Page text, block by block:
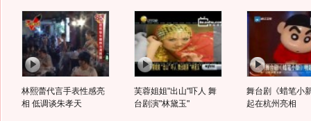
林熙蕾代言手表性感亮
相 低调谈朱孝天
芙蓉姐姐"出山"吓人 舞
台剧演"林黛玉"
舞台剧《蜡笔小
起在杭州亮相